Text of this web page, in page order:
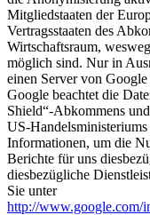
Mitgliedstaaten der
Vertragsstaaten des
Wirtschaftsraum,
möglich sind. Nur in
einen Server von
Google beachtet die
Shield“-Abkommens
US-
Informationen, um die
Berichte für uns
diesbezügliche
Sie unter
http://www.google.com/